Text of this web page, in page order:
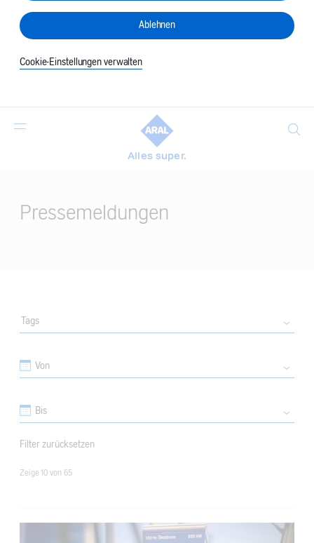
Ablehnen
Cookie-Einstellungen verwalten
Alles super.
Suche
Pressemeldungen
Tags
Von
Bis
Filter zurücksetzen
Zeige 10 von 65